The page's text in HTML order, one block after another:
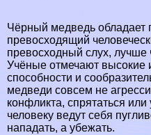
Чёрный медведь
превосходящий
превосходный слух, лучше
Учёные отмечают высокие
способности и
медведи совсем не
конфликта, спрятаться
человеку ведут себя
нападать, а убежать.